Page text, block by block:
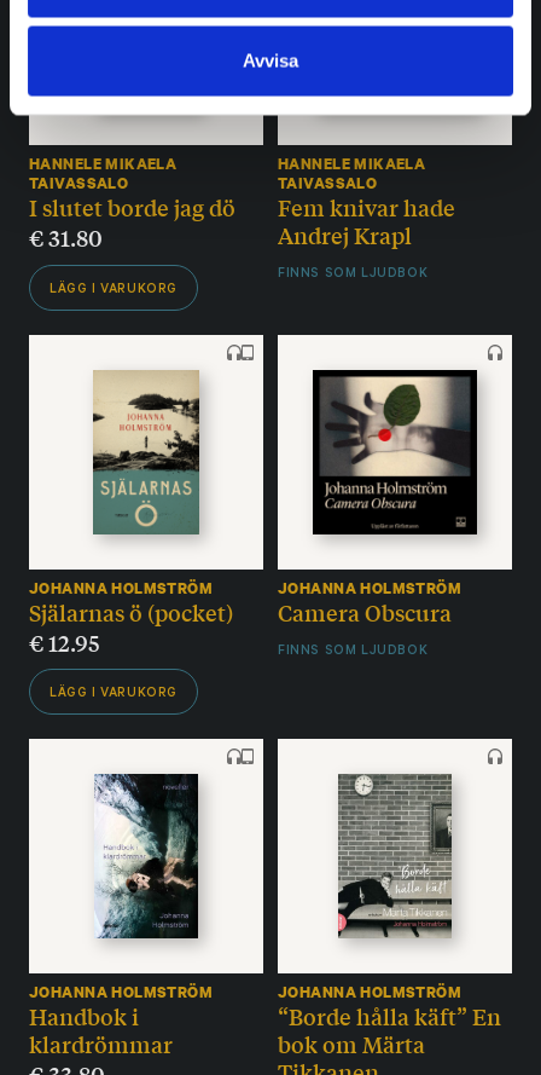
Avvisa
HANNELE MIKAELA
TAIVASSALO
I slutet borde jag dö
€31.80
LÄGG I VARUKORG
HANNELE MIKAELA
TAIVASSALO
Fem knivar hade
Andrej Krapl
FINNS SOM LJUDBOK
JOHANNA HOLMSTRÖM
Själarnas ö (pocket)
€12.95
LÄGG I VARUKORG
JOHANNA HOLMSTRÖM
Camera Obscura
FINNS SOM LJUDBOK
JOHANNA HOLMSTRÖM
Handbok i
klardrömmar
JOHANNA HOLMSTRÖM
“Borde hålla käft” En
bok om Märta